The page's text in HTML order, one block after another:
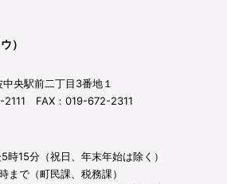
）
央駅前二丁目3番地１
2111 FAX：019-672-2311
15分（祝日、年末年始は除く）
まで（町民課、税務課）